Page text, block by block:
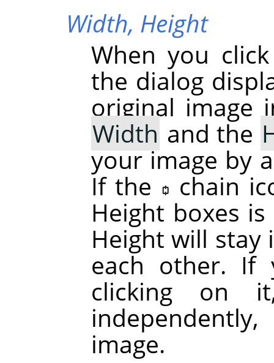
Width, Height
When you
the dialog
original image
Width and the
your image by
If the
chain
Height boxes
Height will
each other. If
clicking on
image.